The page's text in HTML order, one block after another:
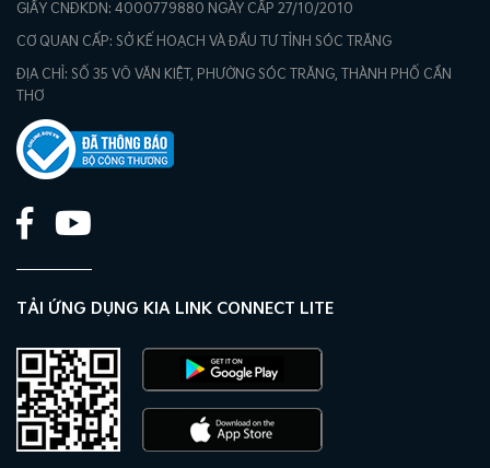
GIẤY CNĐKDN: 4000779880 NGÀY CẤP 27/10/2010
CƠ QUAN CẤP: SỞ KẾ HOẠCH VÀ ĐẦU TƯ TỈNH SÓC TRĂNG
ĐỊA CHỈ: SỐ 35 VÕ VĂN KIỆT, PHƯỜNG SÓC TRĂNG, THÀNH PHỐ CẦN
THƠ
TẢI ỨNG DỤNG KIA LINK CONNECT LITE